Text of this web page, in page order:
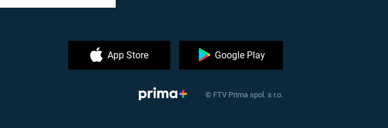
App Store Google Play
© FTV Prima spol. s r.o.